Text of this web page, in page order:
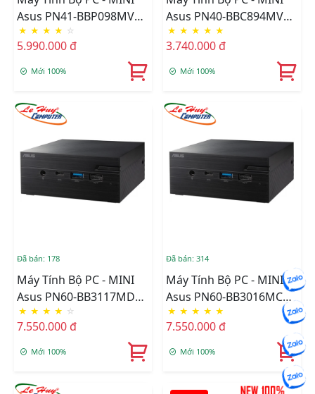
Asus PN41-BBP098MV
(Intel Pentium
N6005/BT+Wifi
6/VGA/Barebone)
★ ★ ★ ★ ☆
5.990.000 đ
Mới 100%
Asus PN40-BBC894MV
(Intel Celeron
J4025/WL+BT/VGA/
(90MS0186-M08940)
★ ★ ★ ★ ★
3.740.000 đ
Mới 100%
Đã bán: 178
Máy Tính Bộ PC - MINI
Asus PN60-BB3117MD
(90MR0011-M01170)
★ ★ ★ ★ ☆
7.550.000 đ
Mới 100%
Đã bán: 314
Máy Tính Bộ PC - MINI
Asus PN60-BB3016MC
(90MR0011-M00160)
★ ★ ★ ★ ★
7.550.000 đ
Mới 100%